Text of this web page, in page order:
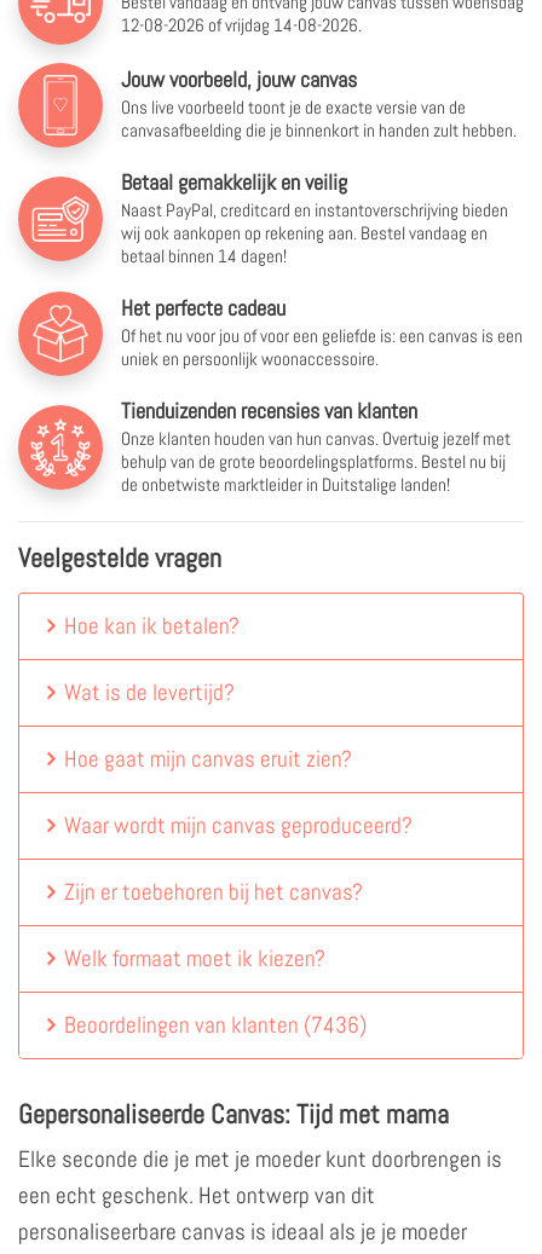
12-08-2026 of vrijdag 14-08-2026.
Jouw voorbeeld, jouw canvas
Ons live voorbeeld toont je de exacte versie van de
canvasafbeelding die je binnenkort in handen zult hebben.
Betaal gemakkelijk en veilig
Naast PayPal, creditcard en instantoverschrijving bieden
wij ook aankopen op rekening aan. Bestel vandaag en
betaal binnen 14 dagen!
Het perfecte cadeau
Of het nu voor jou of voor een geliefde is: een canvas is een
uniek en persoonlijk woonaccessoire.
Tienduizenden recensies van klanten
Onze klanten houden van hun canvas. Overtuig jezelf met
behulp van de grote beoordelingsplatforms. Bestel nu bij
de onbetwiste marktleider in Duitstalige landen!
Veelgestelde vragen
Hoe kan ik betalen?
Wat is de levertijd?
Hoe gaat mijn canvas eruit zien?
Waar wordt mijn canvas geproduceerd?
Zijn er toebehoren bij het canvas?
Welk formaat moet ik kiezen?
Beoordelingen van klanten (7436)
Gepersonaliseerde Canvas: Tijd met mama
Elke seconde die je met je moeder kunt doorbrengen is
een echt geschenk. Het ontwerp van dit
personaliseerbare canvas is ideaal als je je moeder